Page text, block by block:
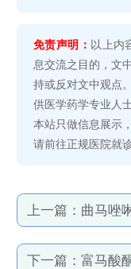
免责声明： 以上内
息交流之目的，文
持或反对文中观点
供医学药学专业人
本站只做信息展示
请前往正规医院就诊
上一篇： 曲马唑
下一篇： 富马酸酮替